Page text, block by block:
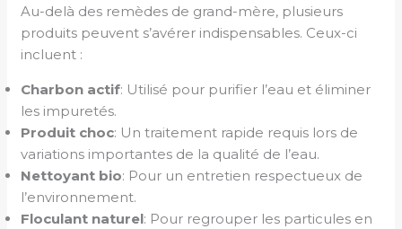
Au-delà des remèdes de grand-mère, plusieurs
produits peuvent s’avérer indispensables. Ceux-ci
incluent :
Charbon actif: Utilisé pour purifier l’eau et éliminer
les impuretés.
Produit choc: Un traitement rapide requis lors de
variations importantes de la qualité de l’eau.
Nettoyant bio: Pour un entretien respectueux de
l’environnement.
Floculant naturel: Pour regrouper les particules en